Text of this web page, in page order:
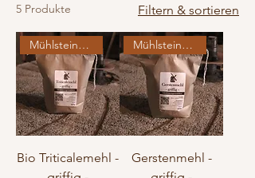
5 Produkte Filtern & sortieren
Mühlsteingemahlen
Bio Triticalemehl -
Mühlsteingemahlen
Gerstenmehl -